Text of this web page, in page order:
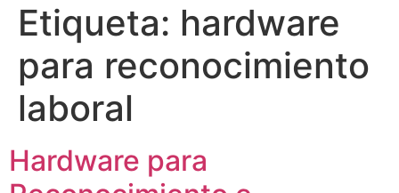
Etiqueta: hardware
para reconocimiento
laboral
Hardware para